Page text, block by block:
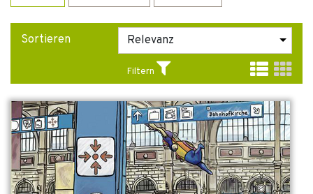
Sortieren
Filtern